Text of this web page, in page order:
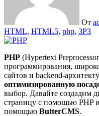
От
HTML, HTML5, php, ЗРЗ
PHP (Hypertext
программирования,
сайтов и backend-
оптимизированную
выбор. Давайте создадим
страницу с помощью PHP
помощью ButterCMS.